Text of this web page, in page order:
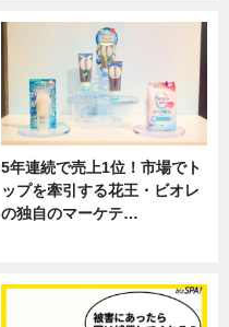
5年連続で売上1位！市場でト
ップを牽引する花王・ビオレ
の独自のマーケテ…